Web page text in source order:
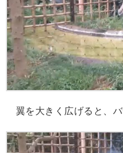
翼を大きく広げると、バ